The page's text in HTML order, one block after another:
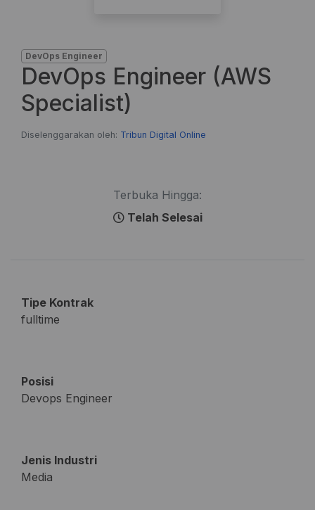
DevOps Engineer
DevOps Engineer (AWS
Specialist)
Diselenggarakan oleh: Tribun Digital Online
Terbuka Hingga:
Telah Selesai
Tipe Kontrak
fulltime
Posisi
Devops Engineer
Jenis Industri
Media